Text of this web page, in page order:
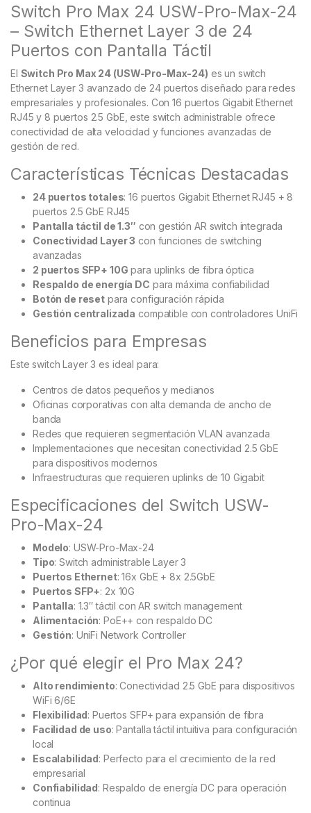
Switch Pro Max 24 USW-Pro-Max-24
– Switch Ethernet Layer 3 de 24
Puertos con Pantalla Táctil
El Switch Pro Max 24 (USW-Pro-Max-24) es un switch
Ethernet Layer 3 avanzado de 24 puertos diseñado para redes
empresariales y profesionales. Con 16 puertos Gigabit Ethernet
RJ45 y 8 puertos 2.5 GbE, este switch administrable ofrece
conectividad de alta velocidad y funciones avanzadas de
gestión de red.
Características Técnicas Destacadas
24 puertos totales: 16 puertos Gigabit Ethernet RJ45 + 8
puertos 2.5 GbE RJ45
Pantalla táctil de 1.3″ con gestión AR switch integrada
Conectividad Layer 3 con funciones de switching
avanzadas
2 puertos SFP+ 10G para uplinks de fibra óptica
Respaldo de energía DC para máxima confiabilidad
Botón de reset para configuración rápida
Gestión centralizada compatible con controladores UniFi
Beneficios para Empresas
Este switch Layer 3 es ideal para:
Centros de datos pequeños y medianos
Oficinas corporativas con alta demanda de ancho de
banda
Redes que requieren segmentación VLAN avanzada
Implementaciones que necesitan conectividad 2.5 GbE
para dispositivos modernos
Infraestructuras que requieren uplinks de 10 Gigabit
Especificaciones del Switch USW-
Pro-Max-24
Modelo: USW-Pro-Max-24
Tipo: Switch administrable Layer 3
Puertos Ethernet: 16x GbE + 8x 2.5GbE
Puertos SFP+: 2x 10G
Pantalla: 1.3″ táctil con AR switch management
Alimentación: PoE++ con respaldo DC
Gestión: UniFi Network Controller
¿Por qué elegir el Pro Max 24?
Alto rendimiento: Conectividad 2.5 GbE para dispositivos
WiFi 6/6E
Flexibilidad: Puertos SFP+ para expansión de fibra
Facilidad de uso: Pantalla táctil intuitiva para configuración
local
Escalabilidad: Perfecto para el crecimiento de la red
empresarial
Confiabilidad: Respaldo de energía DC para operación
continua